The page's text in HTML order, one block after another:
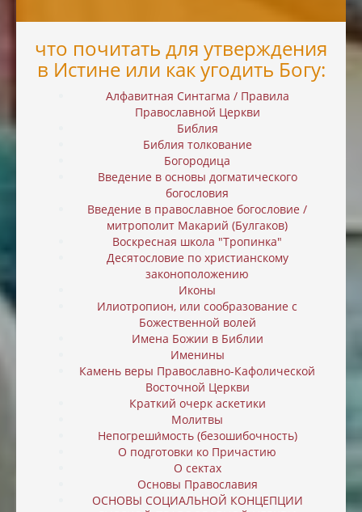
что почитать для утверждения
в Истине или как угодить Богу:
Алфавитная Синтагма / Правила
Православной Церкви
Библия
Библия толкование
Богородица
Введение в основы догматического
богословия
Введение в православное богословие /
митрополит Макарий (Булгаков)
Воскресная школа "Тропинка"
Десятословие по христианскому
законоположению
Иконы
Илиотропион, или cообразование с
Божественной волей
Имена Божии в Библии
Именины
Камень веры Православно-Кафолической
Восточной Церкви
Краткий очерк аскетики
Молитвы
Непогреши́мость (безошибочность)
О подготовки ко Причастию
О сектах
Основы Православия
ОСНОВЫ СОЦИАЛЬНОЙ КОНЦЕПЦИИ